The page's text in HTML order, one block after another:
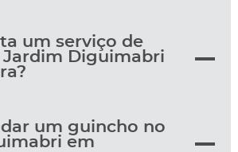
um serviço de
Diguimabri
um guincho no
em